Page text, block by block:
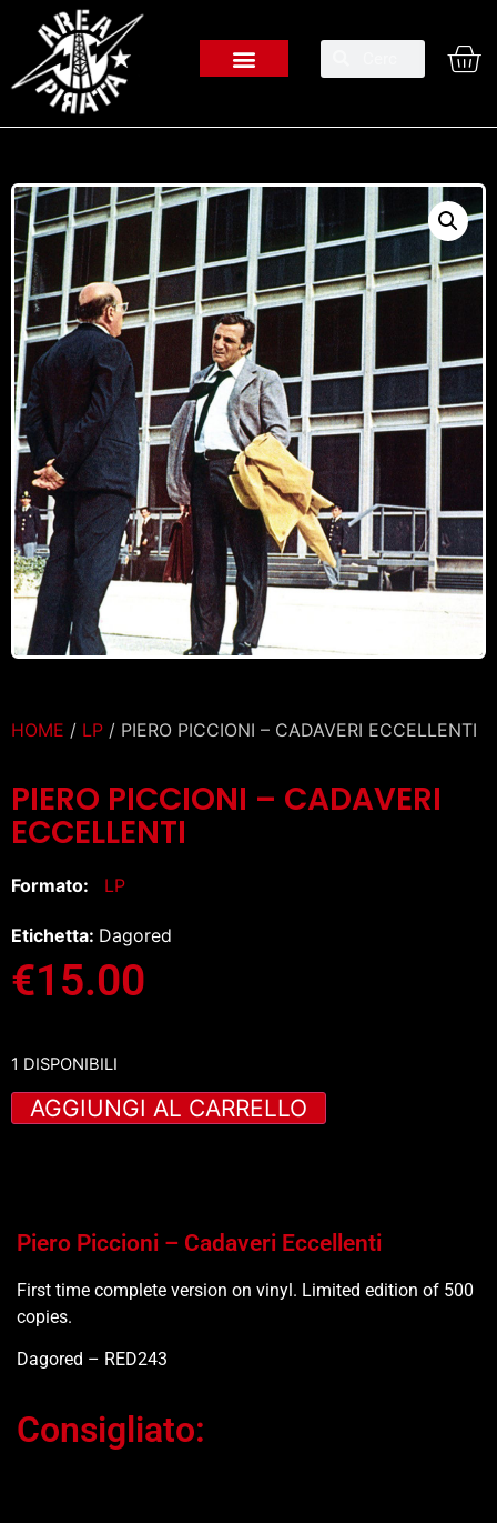
HOME / LP / PIERO PICCIONI – CADAVERI ECCELLENTI
PIERO PICCIONI – CADAVERI
ECCELLENTI
Formato: LP
Etichetta: Dagored
€15.00
1 DISPONIBILI
AGGIUNGI AL CARRELLO
Piero Piccioni – Cadaveri Eccellenti
First time complete version on vinyl. Limited edition of 500
copies.
Dagored – RED243
Consigliato: